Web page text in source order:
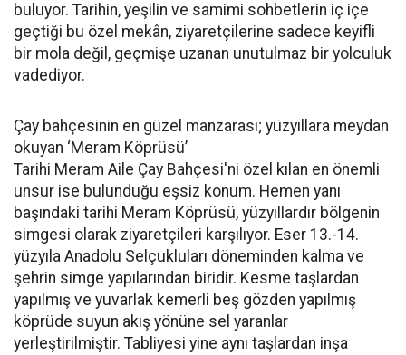
buluyor. Tarihin, yeşilin ve samimi sohbetlerin iç içe
geçtiği bu özel mekân, ziyaretçilerine sadece keyifli
bir mola değil, geçmişe uzanan unutulmaz bir yolculuk
vadediyor.
Çay bahçesinin en güzel manzarası; yüzyıllara meydan
okuyan ‘Meram Köprüsü’
Tarihi Meram Aile Çay Bahçesi'ni özel kılan en önemli
unsur ise bulunduğu eşsiz konum. Hemen yanı
başındaki tarihi Meram Köprüsü, yüzyıllardır bölgenin
simgesi olarak ziyaretçileri karşılıyor. Eser 13.-14.
yüzyıla Anadolu Selçukluları döneminden kalma ve
şehrin simge yapılarından biridir. Kesme taşlardan
yapılmış ve yuvarlak kemerli beş gözden yapılmış
köprüde suyun akış yönüne sel yaranlar
yerleştirilmiştir. Tabliyesi yine aynı taşlardan inşa